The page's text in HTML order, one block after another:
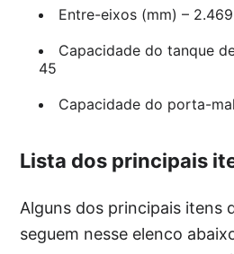
Entre-eixos (mm) – 2.469
Capacidade do tanque
45
Capacidade do porta-
Lista dos principais
Alguns dos principais itens
seguem nesse elenco